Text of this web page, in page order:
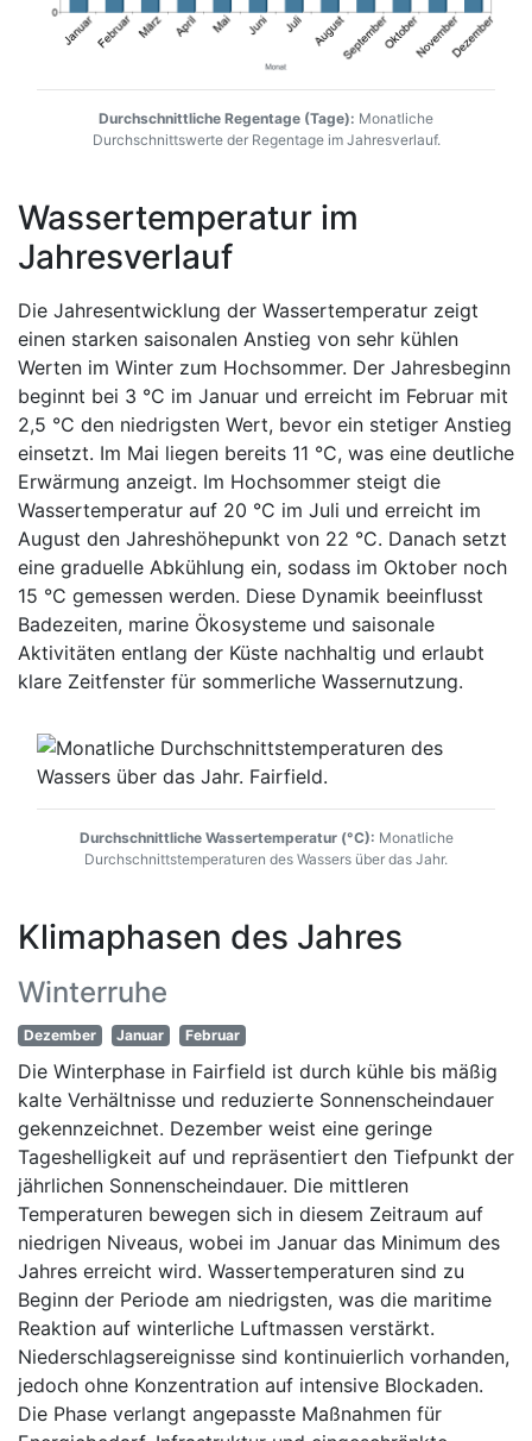
Durchschnittliche Regentage (Tage): Monatliche
Durchschnittswerte der Regentage im Jahresverlauf.
Wassertemperatur im
Jahresverlauf
Die Jahresentwicklung der Wassertemperatur zeigt
einen starken saisonalen Anstieg von sehr kühlen
Werten im Winter zum Hochsommer. Der Jahresbeginn
beginnt bei 3 °C im Januar und erreicht im Februar mit
2,5 °C den niedrigsten Wert, bevor ein stetiger Anstieg
einsetzt. Im Mai liegen bereits 11 °C, was eine deutliche
Erwärmung anzeigt. Im Hochsommer steigt die
Wassertemperatur auf 20 °C im Juli und erreicht im
August den Jahreshöhepunkt von 22 °C. Danach setzt
eine graduelle Abkühlung ein, sodass im Oktober noch
15 °C gemessen werden. Diese Dynamik beeinflusst
Badezeiten, marine Ökosysteme und saisonale
Aktivitäten entlang der Küste nachhaltig und erlaubt
klare Zeitfenster für sommerliche Wassernutzung.
Durchschnittliche Wassertemperatur (°C): Monatliche
Durchschnittstemperaturen des Wassers über das Jahr.
Klimaphasen des Jahres
Winterruhe
Dezember Januar Februar
Die Winterphase in Fairfield ist durch kühle bis mäßig
kalte Verhältnisse und reduzierte Sonnenscheindauer
gekennzeichnet. Dezember weist eine geringe
Tageshelligkeit auf und repräsentiert den Tiefpunkt der
jährlichen Sonnenscheindauer. Die mittleren
Temperaturen bewegen sich in diesem Zeitraum auf
niedrigen Niveaus, wobei im Januar das Minimum des
Jahres erreicht wird. Wassertemperaturen sind zu
Beginn der Periode am niedrigsten, was die maritime
Reaktion auf winterliche Luftmassen verstärkt.
Niederschlagsereignisse sind kontinuierlich vorhanden,
jedoch ohne Konzentration auf intensive Blockaden.
Die Phase verlangt angepasste Maßnahmen für